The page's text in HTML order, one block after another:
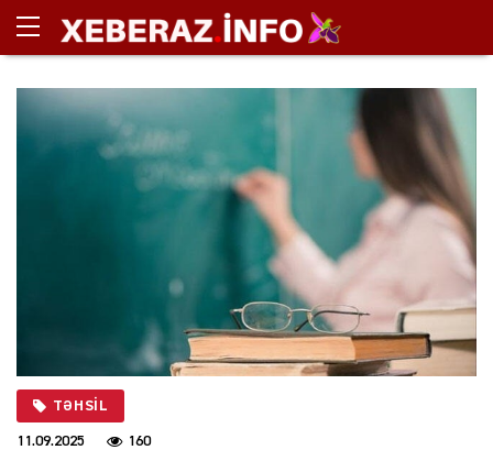
TƏHSIL
11.09.2025 160